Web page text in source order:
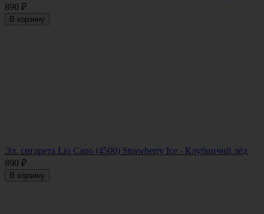
890 ₽
В корзину
Эл. сигарета Lio Capo (4500) Strawberry Ice - Клубничнй лёд
890 ₽
В корзину